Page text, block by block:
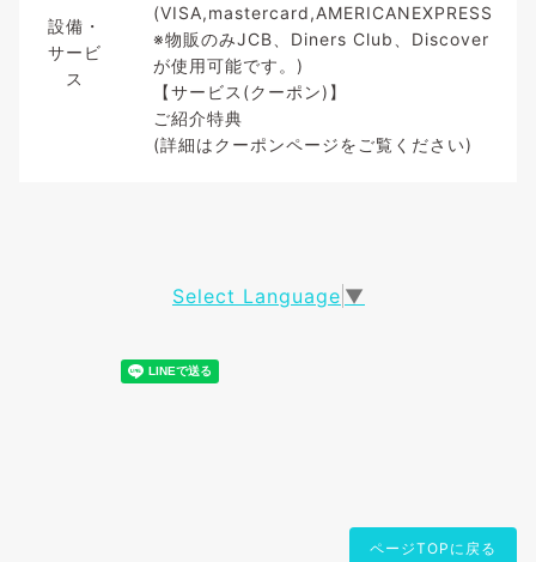
設備・
サービ
ス
(VISA,mastercard,AMERICANEXPRESS
※物販のみJCB、Diners Club、Discover
が使用可能です。)
【サービス(クーポン)】
ご紹介特典
(詳細はクーポンページをご覧ください)
Select Language ▼
ページTOPに戻る